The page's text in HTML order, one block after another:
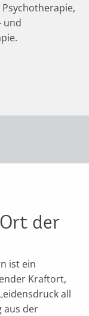
und
der
ist ein
Kraftort,
all
aus der